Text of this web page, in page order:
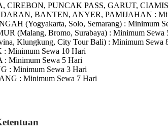
CIREBON, PUNCAK PASS, GARUT, CIAMIS
BANTEN, ANYER, PAMIJAHAN :
(Yogyakarta, Solo, Semarang) : Minimum
(Malang, Bromo, Surabaya) : Minimum Sewa
Klungkung, City Tour Bali) : Minimum Sewa
: Minimum Sewa 10 Hari
: Minimum Sewa 5 Hari
: Minimum Sewa 3 Hari
: Minimum Sewa 7 Hari